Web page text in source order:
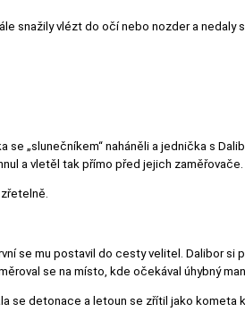
snažily vlézt do očí nebo nozder a nedaly
„slunečníkem“ naháněli a jednička s
a vletěl tak přímo před jejich zaměřovače.
se mu postavil do cesty velitel. Dalibor si
se na místo, kde očekával úhybný
se detonace a letoun se zřítil jako kometa